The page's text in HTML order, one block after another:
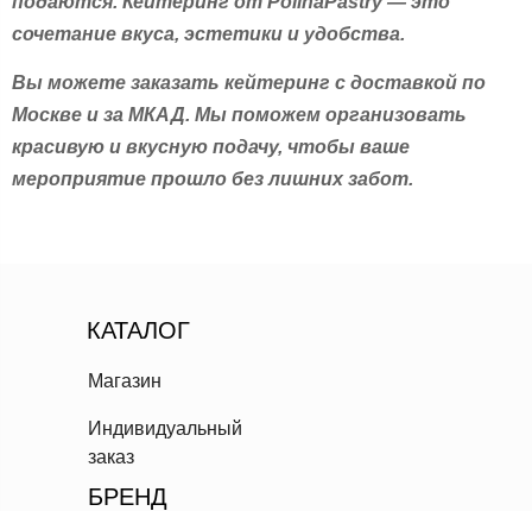
сочетание вкуса, эстетики и удобства.
Вы можете заказать кейтеринг с доставкой по
Москве и за МКАД. Мы поможем организовать
красивую и вкусную подачу, чтобы ваше
мероприятие прошло без лишних забот.
КАТАЛОГ
БРЕНД
Магазин
Индивидуальный
заказ